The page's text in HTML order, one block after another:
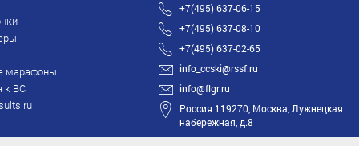
марафоны
к ВС
+7(495) 637-06-15
+7(495) 637-08-10
+7(495) 637-02-65
info_ccski@rssf.ru
info@flgr.ru
Россия 119270, Москва, Лужнецкая
набережная, д.8